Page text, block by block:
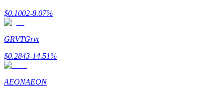
Verdienen
$0.1002-8.07%
GRVTGrvt
$0.2843-14.51%
AEONAEON